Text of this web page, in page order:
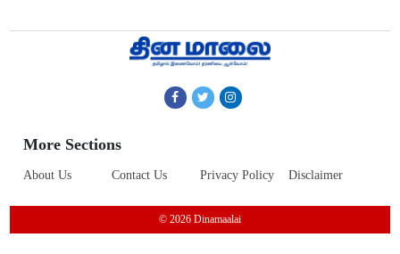
More Sections
About Us Contact Us Privacy Policy Disclaimer
© 2026 Dinamaalai